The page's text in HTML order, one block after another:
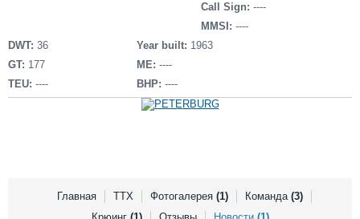
Пульс
Новости
Компании
Репутация
Торговая площадка
Доска объявлений
Продажа флота
Оборудование
Изделия
Call Sign: ----
MMSI: ----
DWT: 36
GT: 177
TEU: ----
Year built: 1963
ME: ----
BHP: ----
Главная ТТХ Фотогалерея (1) Команда (3)